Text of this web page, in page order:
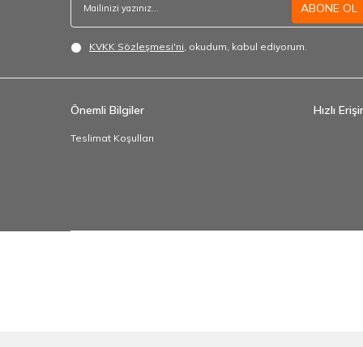
ABONE OL
KVKK Sözleşmesi'ni, okudum, kabul ediyorum.
Önemli Bilgiler
Teslimat Koşulları
Hızlı